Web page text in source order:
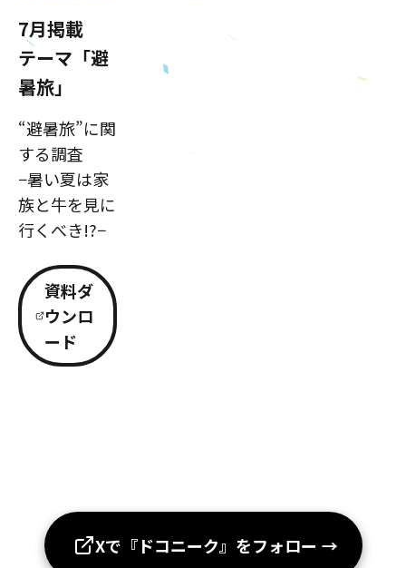
7月掲載
テーマ「避
暑旅」
“避暑旅”に関
する調査
−暑い夏は家
族と牛を見に
行くべき!?−
資料ダ
ウンロ
ード
Xで『ドコニーク』をフォロー →